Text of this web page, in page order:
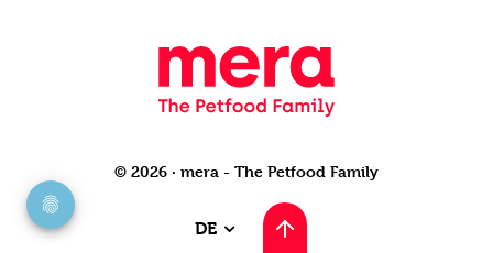
© 2026 · mera - The Petfood Family
DE